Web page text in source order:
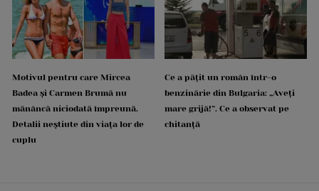
Motivul pentru care Mircea
Badea și Carmen Brumă nu
mănâncă niciodată împreună.
Detalii neștiute din viața lor de
cuplu
Ce a pățit un român într-o
benzinărie din Bulgaria: „Aveți
mare grijă!”. Ce a observat pe
chitanță